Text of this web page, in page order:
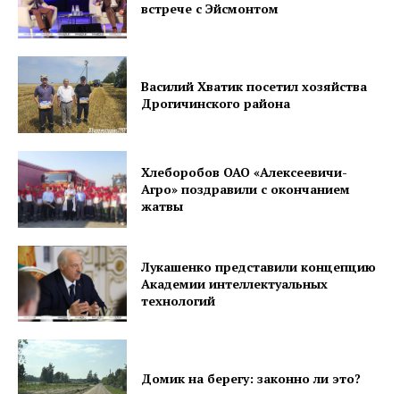
встрече с Эйсмонтом
Василий Хватик посетил хозяйства
Дрогичинского района
Хлеборобов ОАО «Алексеевичи-
Агро» поздравили с окончанием
жатвы
Лукашенко представили концепцию
Академии интеллектуальных
технологий
Домик на берегу: законно ли это?